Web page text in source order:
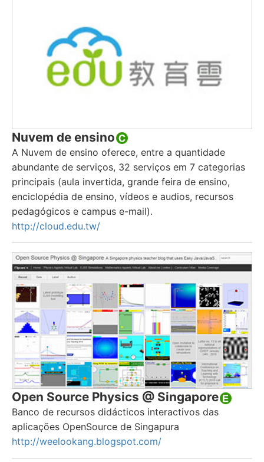
Nuvem de ensino
A Nuvem de ensino oferece, entre a quantidade
abundante de serviços, 32 serviços em 7 categorias
principais (aula invertida, grande feira de ensino,
enciclopédia de ensino, vídeos e audios, recursos
pedagógicos e campus e-mail).
http://cloud.edu.tw/
Open Source Physics @ Singapore
Banco de recursos didácticos interactivos das
aplicações OpenSource de Singapura
http://weelookang.blogspot.com/